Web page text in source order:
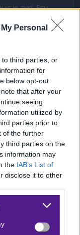
Personal
third parties, or
for
below opt-out
that after your
seeing
utilized by
parties prior to
of the further
third parties on the
information may
the IAB’s List of
disclose it to other
or more Google
You may click to
κι εκεί δεν
ομάδα
3-2) στη
4-5. Στην
όπως
είναι
τη νίκη με
το Over 1,5 της